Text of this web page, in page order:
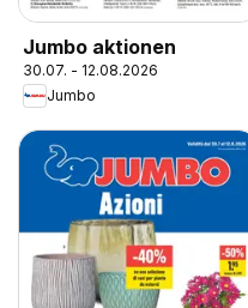
Jumbo aktionen
30.07. - 12.08.2026
Jumbo